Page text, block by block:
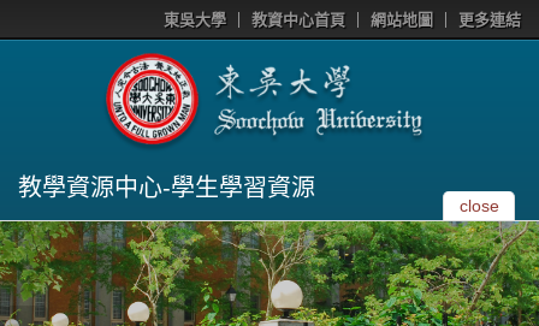
東吳大學 教資中心首頁 網站地圖 更多連結
教學資源中心-學生學習資源
close